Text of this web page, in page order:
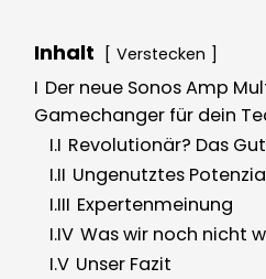
Inhalt Verstecken
I Der neue Sonos Amp
Gamechanger für dein
I.I Revolutionär? Das
I.II Ungenutztes
I.III Expertenmeinung
I.IV Was wir noch nicht
I.V Unser Fazit